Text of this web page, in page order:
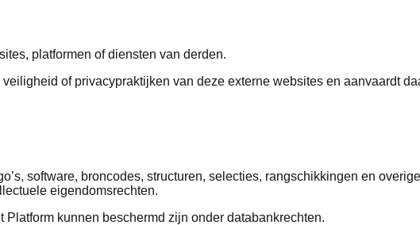
platformen of diensten van derden.
of privacypraktijken van deze externe websites en aanvaardt
software, broncodes, structuren, selecties, rangschikkingen en
eigendomsrechten.
kunnen beschermd zijn onder databankrechten.